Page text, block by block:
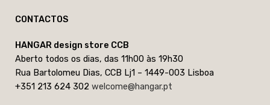
CONTACTOS
HANGAR design store CCB
Aberto todos os dias, das 11h00 às 19h30
Rua Bartolomeu Dias, CCB Lj1 – 1449-003 Lisboa
+351 213 624 302 welcome@hangar.pt